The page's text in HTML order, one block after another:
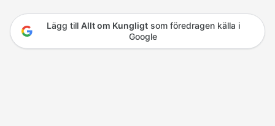
Lägg till Allt om Kungligtsom föredragen källa i
Google